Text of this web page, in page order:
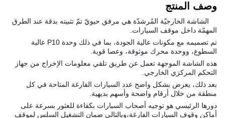
وصف المنتج
الشاشة الخارجيّة المُرشدّة هي مرفق حيويّ تمّ تثبيته بدقة عند الطرق
المهمّة داخل موقف السيارات.
تم تصميمه مع مكونات عالية الجودة، بما في ذلك وحدة P10 عالية
السطوع، ووحدة محرك موثوقة، وعصا قوية.
هذه الشاشة الموجهة تعمل عن طريق تلقي معلومات الإخراج من جهاز
التحكم المركزي الخارجي.
بعد ذلك، يعرض بشكل واضح عدد السيارات الفارغة المتاحة في كل
منطقة من خلال أرقام واضحة وأسهم بديهية.
دورها الرئيسي هو توجيه أصحاب السيارات بكفاءة للعثور بسرعة على
أماكن وقوف السيارات الفارغة،وبالتالي ضمان التشغيل السلس لموقف